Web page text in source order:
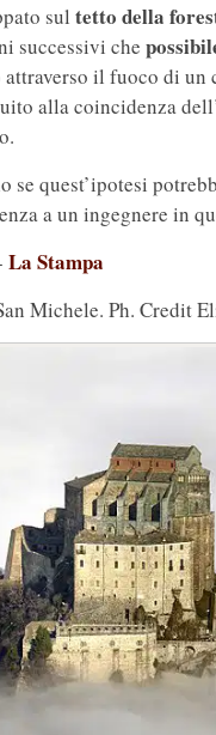
sul tetto della
successivi che
attraverso il fuoco di un
alla coincidenza
se quest’ipotesi
a un ingegnere in
La Stampa
Michele. Ph. Credit